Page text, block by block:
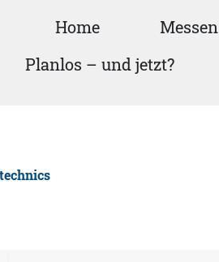
Home Messen
Planlos – und jetzt?